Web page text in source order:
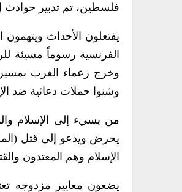
فلسطين، تم تدبير حوادث
يفتعلون الأحداث
الفرنسية رسوماً مسيئة
وخرج زعماء الغرب
وشنوا حملات دعائية ضد
من يسيء إلى الإسلام
يحرض ويدعو إلى قتل
الإسلام وهم المعتدون
يضعون معايير مزدوجه